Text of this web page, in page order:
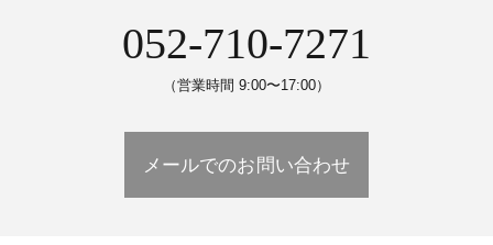
052-710-7271
（営業時間 9:00〜17:00）
メールでのお問い合わせ